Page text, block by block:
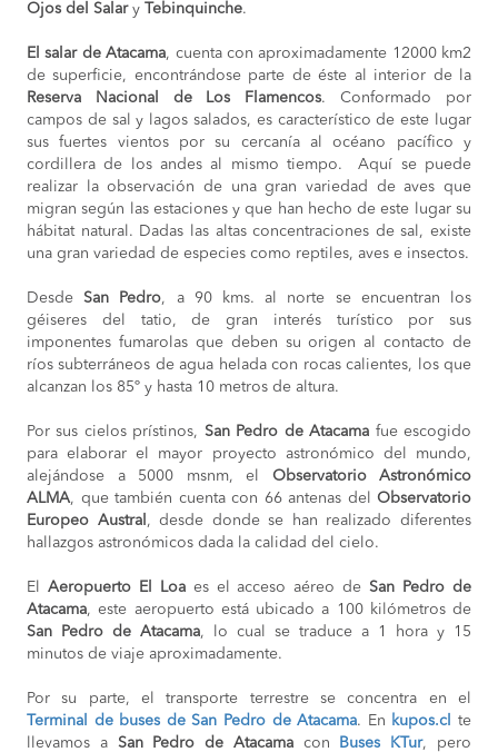
Ojos del Salary Tebinquinche.
El salar de Atacama, cuenta con aproximadamente 12000 km2
de superficie, encontrándose parte de éste al interior de la
Reserva Nacional de Los Flamencos. Conformado por
campos de sal y lagos salados, es característico de este lugar
sus fuertes vientos por su cercanía al océano pacífico y
cordillera de los andes al mismo tiempo. Aquí se puede
realizar la observación de una gran variedad de aves que
migran según las estaciones y que han hecho de este lugar su
hábitat natural. Dadas las altas concentraciones de sal, existe
una gran variedad de especies como reptiles, aves e insectos.
DesdeSan Pedro, a 90 kms. al norte se encuentran los
géiseres del tatio, de gran interés turístico por sus
imponentes fumarolas que deben su origen al contacto de
ríos subterráneos de agua helada con rocas calientes, los que
alcanzan los 85º y hasta 10 metros de altura.
Por sus cielos prístinos, San Pedro de Atacama fue escogido
para elaborar el mayor proyecto astronómico del mundo,
alejándose a 5000 msnm, el Observatorio Astronómico
ALMA, que también cuenta con 66 antenas del Observatorio
Europeo Austral , desde donde se han realizado diferentes
hallazgos astronómicos dada la calidad del cielo.
El Aeropuerto El Loaes el acceso aéreo deSan Pedro de
Atacama, este aeropuerto está ubicado a 100 kilómetros de
San Pedro de Atacama, lo cual se traduce a 1 hora y 15
minutos de viaje aproximadamente.
Por su parte, el transporte terrestre se concentra en el
Terminal de buses de San Pedro de Atacama. En kupos.cl
te
llevamos a San Pedro de Atacamacon Buses KTur, pero